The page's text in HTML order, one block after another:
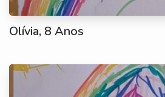
Olívia, 8 Anos